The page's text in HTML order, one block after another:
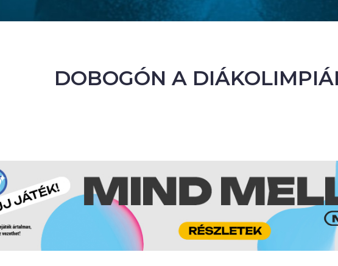
DOBOGÓN A